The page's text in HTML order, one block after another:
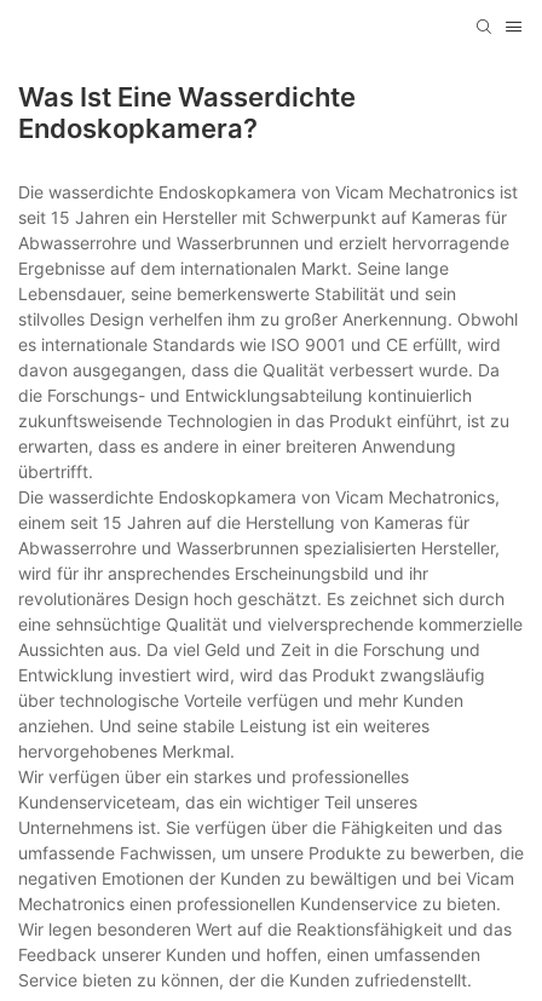
Was Ist Eine Wasserdichte
Endoskopkamera?
Die wasserdichte Endoskopkamera von Vicam Mechatronics ist
seit 15 Jahren ein Hersteller mit Schwerpunkt auf Kameras für
Abwasserrohre und Wasserbrunnen und erzielt hervorragende
Ergebnisse auf dem internationalen Markt. Seine lange
Lebensdauer, seine bemerkenswerte Stabilität und sein
stilvolles Design verhelfen ihm zu großer Anerkennung. Obwohl
es internationale Standards wie ISO 9001 und CE erfüllt, wird
davon ausgegangen, dass die Qualität verbessert wurde. Da
die Forschungs- und Entwicklungsabteilung kontinuierlich
zukunftsweisende Technologien in das Produkt einführt, ist zu
erwarten, dass es andere in einer breiteren Anwendung
übertrifft.
Die wasserdichte Endoskopkamera von Vicam Mechatronics,
einem seit 15 Jahren auf die Herstellung von Kameras für
Abwasserrohre und Wasserbrunnen spezialisierten Hersteller,
wird für ihr ansprechendes Erscheinungsbild und ihr
revolutionäres Design hoch geschätzt. Es zeichnet sich durch
eine sehnsüchtige Qualität und vielversprechende kommerzielle
Aussichten aus. Da viel Geld und Zeit in die Forschung und
Entwicklung investiert wird, wird das Produkt zwangsläufig
über technologische Vorteile verfügen und mehr Kunden
anziehen. Und seine stabile Leistung ist ein weiteres
hervorgehobenes Merkmal.
Wir verfügen über ein starkes und professionelles
Kundenserviceteam, das ein wichtiger Teil unseres
Unternehmens ist. Sie verfügen über die Fähigkeiten und das
umfassende Fachwissen, um unsere Produkte zu bewerben, die
negativen Emotionen der Kunden zu bewältigen und bei Vicam
Mechatronics einen professionellen Kundenservice zu bieten.
Wir legen besonderen Wert auf die Reaktionsfähigkeit und das
Feedback unserer Kunden und hoffen, einen umfassenden
Service bieten zu können, der die Kunden zufriedenstellt.